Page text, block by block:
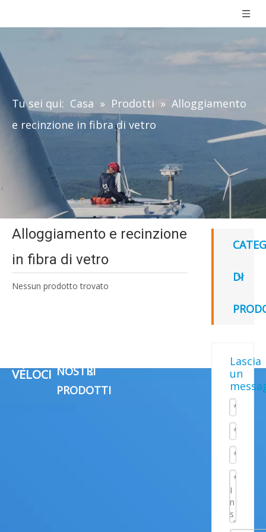
Tu sei qui: Casa » Prodotti » Alloggiamento
e recinzione in fibra di vetro
Alloggiamento e recinzione
in fibra di vetro
Nessun prodotto trovato
DI
VELOCI NOSTRI
PRODOTTI
Lascia
un